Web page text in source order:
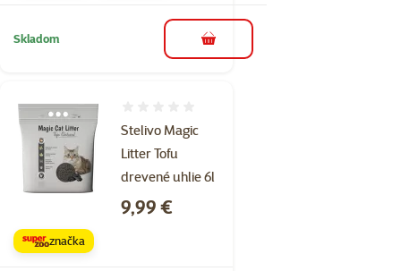
Skladom do košíka
Stelivo Magic
Litter Tofu
drevené uhlie 6l
Cena
9,99 €
značka